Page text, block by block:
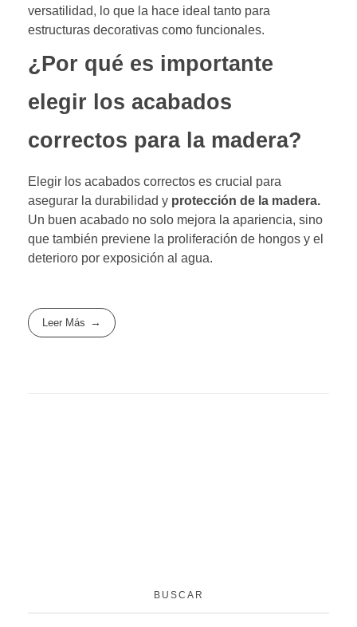
versatilidad, lo que la hace ideal tanto para
estructuras decorativas como funcionales.
¿Por qué es importante
elegir los acabados
correctos para la madera?
Elegir los acabados correctos es crucial para
asegurar la durabilidad y protección de la madera.
Un buen acabado no solo mejora la apariencia, sino
que también previene la proliferación de hongos y el
deterioro por exposición al agua.
Leer Más
BUSCAR